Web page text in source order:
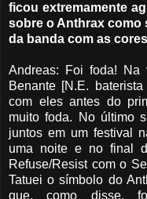
ficou extremamente
sobre o Anthrax como
da banda com as
Andreas: Foi foda!
Benante [N.E.
com eles antes do
muito foda. No último
juntos em um festival
uma noite e no final
Refuse/Resist com o
Tatuei o símbolo do
que, como disse,